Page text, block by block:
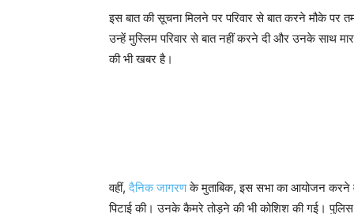
इस बात की सूचना मिलने पर परिवार से बात करने मौके पर
उन्हें मुस्लिम परिवार से बात नहीं करने दी और उनके साथ
की भी खबर है।
वहीं,दैनिक जागरणके मुताबिक, इस सभा का आयोजन करने
पिटाई की। उनके कैमरे तोड़ने की भी कोशिश की गई।